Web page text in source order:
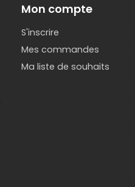
Mon compte
S'inscrire
Mes commandes
Ma liste de souhaits